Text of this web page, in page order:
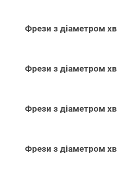
Фрези з діаметром
Фрези з діаметром
Фрези з діаметром
Фрези з діаметром